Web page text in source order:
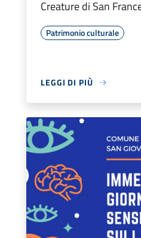
Creature di San
Patrimonio culturale
LEGGI DI PIÙ